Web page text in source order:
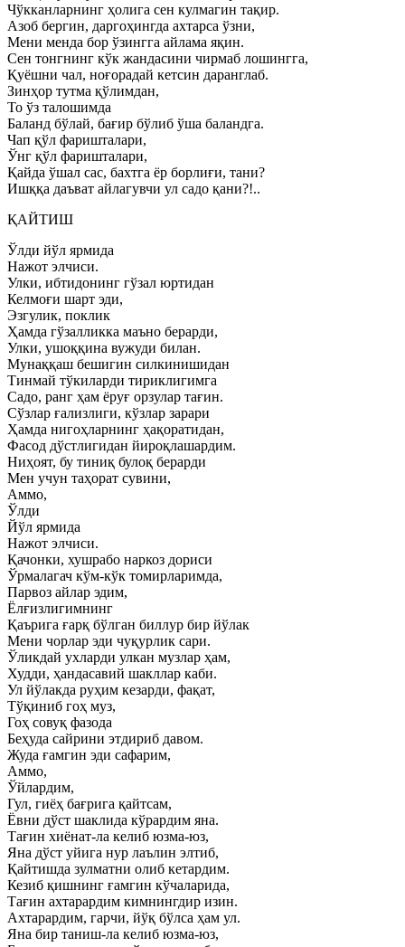
Чўкканларнинг ҳолига сен кулмагин тақир.
Азоб бергин, даргоҳингда ахтарса ўзни,
Мени менда бор ўзингга айлама яқин.
Сен тонгнинг кўк жандасини чирмаб лошингга,
Қуёшни чал, ноғорадай кетсин даранглаб.
Зинҳор тутма қўлимдан,
То ўз талошимда
Баланд бўлай, бағир бўлиб ўша баландга.
Чап қўл фаришталари,
Ўнг қўл фаришталари,
Қайда ўшал сас, бахтга ёр борлиғи, тани?
Ишққа даъват айлагувчи ул садо қани?!..
ҚАЙТИШ
Ўлди йўл ярмида
Нажот элчиси.
Улки, ибтидонинг гўзал юртидан
Келмоғи шарт эди,
Эзгулик, поклик
Ҳамда гўзалликка маъно берарди,
Улки, ушоққина вужуди билан.
Мунаққаш бешигин силкинишидан
Тинмай тўкиларди тириклигимга
Садо, ранг ҳам ёруғ орзулар тағин.
Сўзлар ғализлиги, кўзлар зарари
Ҳамда нигоҳларнинг ҳақоратидан,
Фасод дўстлигидан йироқлашардим.
Ниҳоят, бу тиниқ булоқ берарди
Мен учун таҳорат сувини,
Аммо,
Ўлди
Йўл ярмида
Нажот элчиси.
Қачонки, хушрабо наркоз дориси
Ўрмалагач кўм-кўк томирларимда,
Парвоз айлар эдим,
Ёлғизлигимнинг
Қаърига ғарқ бўлган биллур бир йўлак
Мени чорлар эди чуқурлик сари.
Ўликдай ухларди улкан музлар ҳам,
Худди, ҳандасавий шакллар каби.
Ул йўлакда руҳим кезарди, фақат,
Тўқиниб гоҳ муз,
Гоҳ совуқ фазода
Беҳуда сайрини этдириб давом.
Жуда ғамгин эди сафарим,
Аммо,
Ўйлардим,
Гул, гиёҳ бағрига қайтсам,
Ёвни дўст шаклида кўрардим яна.
Тағин хиёнат-ла келиб юзма-юз,
Яна дўст уйига нур лаълин элтиб,
Қайтишда зулматни олиб кетардим.
Кезиб қишнинг ғамгин кўчаларида,
Тағин ахтарардим кимнингдир изин.
Ахтарардим, гарчи, йўқ бўлса ҳам ул.
Яна бир таниш-ла келиб юзма-юз,